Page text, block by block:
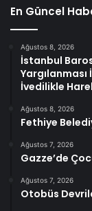
En Güncel
Ağustos 8, 2026
İstanbul
İvedilikle
Ağustos 8, 2026
Fethiye
Ağustos 7, 2026
Gazze’de
Ağustos 7, 2026
Otobüs